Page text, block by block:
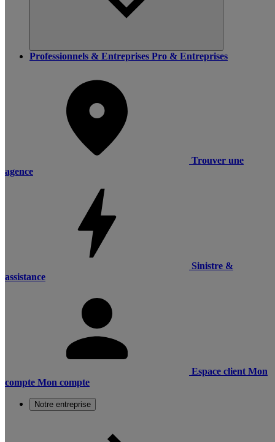
Professionnels & Entreprises Pro & Entreprises
Trouver une
agence
Sinistre &
assistance
Espace client Mon
compte Mon compte
Notre entreprise